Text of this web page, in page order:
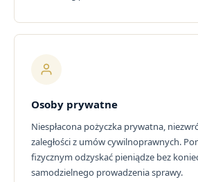
Osoby prywatne
Niespłacona pożyczka prywatna,
zaległości z umów cywilnoprawnych.
fizycznym odzyskać pieniądze bez
samodzielnego prowadzenia sprawy.